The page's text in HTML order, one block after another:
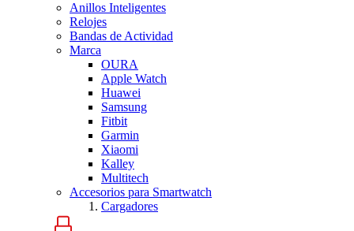
Anillos Inteligentes
Relojes
Bandas de Actividad
Marca
OURA
Apple Watch
Huawei
Samsung
Fitbit
Garmin
Xiaomi
Kalley
Multitech
Accesorios para Smartwatch
Cargadores